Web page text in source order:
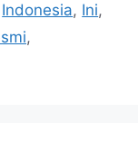
Indonesia, Ini,
,